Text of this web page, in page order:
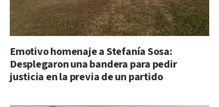
Emotivo homenaje a Stefanía Sosa:
Desplegaron una bandera para pedir
justicia en la previa de un partido